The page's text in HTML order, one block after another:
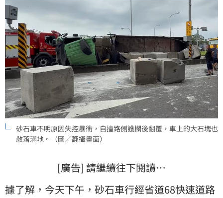
砂石車不明原因失控暴衝，自撞路側護欄後翻覆，車上的大石塊也
散落滿地。（圖／翻攝畫面）
[廣告] 請繼續往下閱讀…
據了解，今天下午，砂石車行經省道68快速道路